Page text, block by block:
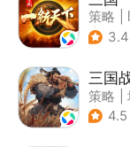
策略
| 千人
3.4
三国
策略
| 千人
4.5